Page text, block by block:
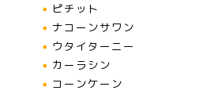
ピチット
ナコーンサワン
ウタイターニー
カーラシン
コーンケーン